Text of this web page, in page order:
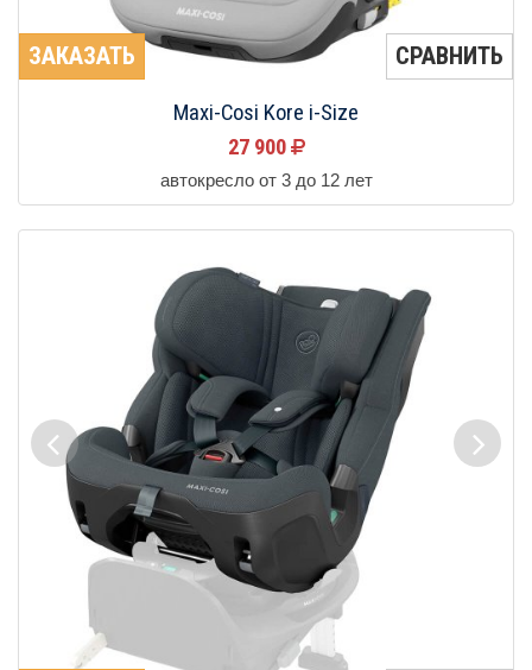
ЗАКАЗАТЬ СРАВНИТЬ
Maxi-Cosi Kore i-Size
27 900
автокресло от 3 до 12 лет